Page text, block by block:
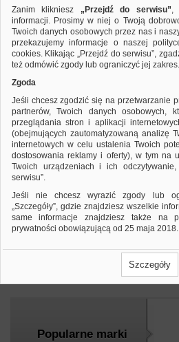
Marka Q-
Porównaj
Klipy do akt Q-
czarne
klipy do akt…
Popularne marki
Zanim klikniesz „Przejdź do serwisu”,
informacji. Prosimy w niej o Twoją
Twoich danych osobowych przez nas i
przekazujemy informacje o naszej
cookies. Klikając „Przejdź do serwisu”,
też odmówić zgody lub ograniczyć jej zakres.
Zgoda
Jeśli chcesz zgodzić się na przetwarzanie
partnerów, Twoich danych osobowych,
przeglądania stron i aplikacji
(obejmujących zautomatyzowaną analizę
internetowych w celu ustalenia Twoich
dostosowania reklamy i oferty), w tym na
Twoich urządzeniach i ich
serwisu”.
Jeśli nie chcesz wyrazić zgody lub
„Szczegóły”, gdzie znajdziesz wszelkie
same informacje znajdziesz także na
prywatności obowiązującą od 25 maja 2018.
wcześniejsza zgoda której udzieliliście
Państwa zgoda jest dobrowolna i
Lista Zaufanych Partnerów (rozwiń)
Szczegóły